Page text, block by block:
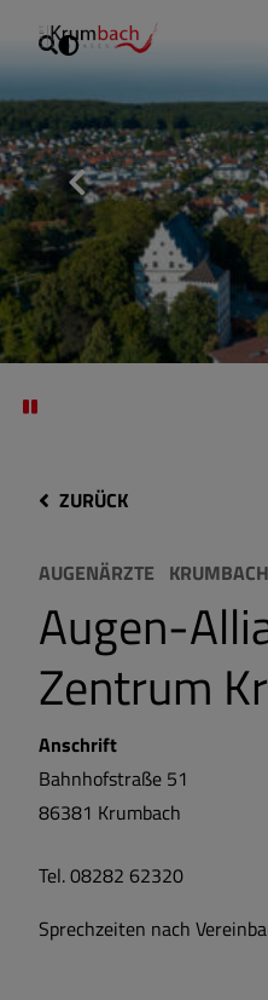
ZURÜCK
AUGENÄRZTE
Augen-
Zentrum
Tel. 08282 62320
Sprechzeiten nach
Anschrift
Bahnhofstraße 51
86381 Krumbach